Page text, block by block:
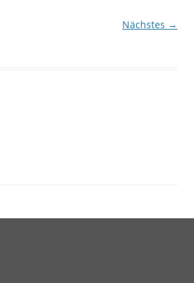
Nächstes →